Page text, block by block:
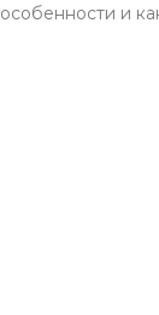
особенности и